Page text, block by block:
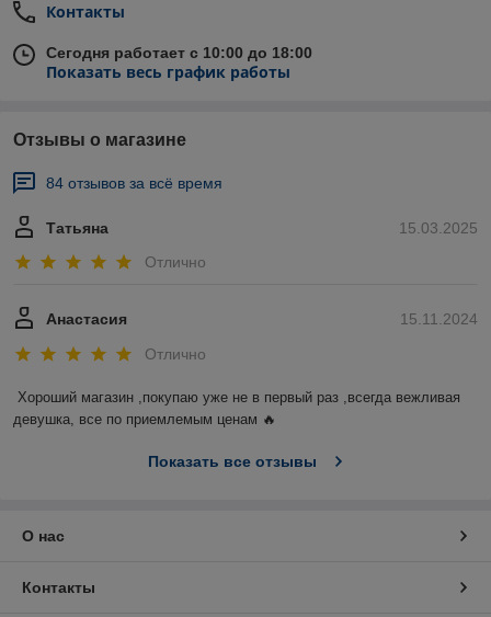
Контакты
Сегодня работает с 10:00 до 18:00
Показать весь график работы
Отзывы о магазине
84 отзывов за всё время
15.03.2025
Татьяна
Отлично
15.11.2024
Анастасия
Отлично
Хороший магазин ,покупаю уже не в первый раз ,всегда вежливая
девушка, все по приемлемым ценам 🔥
Показать все отзывы
О нас
Контакты